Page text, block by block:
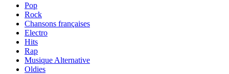
Pop
Rock
Chansons françaises
Electro
Hits
Rap
Musique Alternative
Oldies